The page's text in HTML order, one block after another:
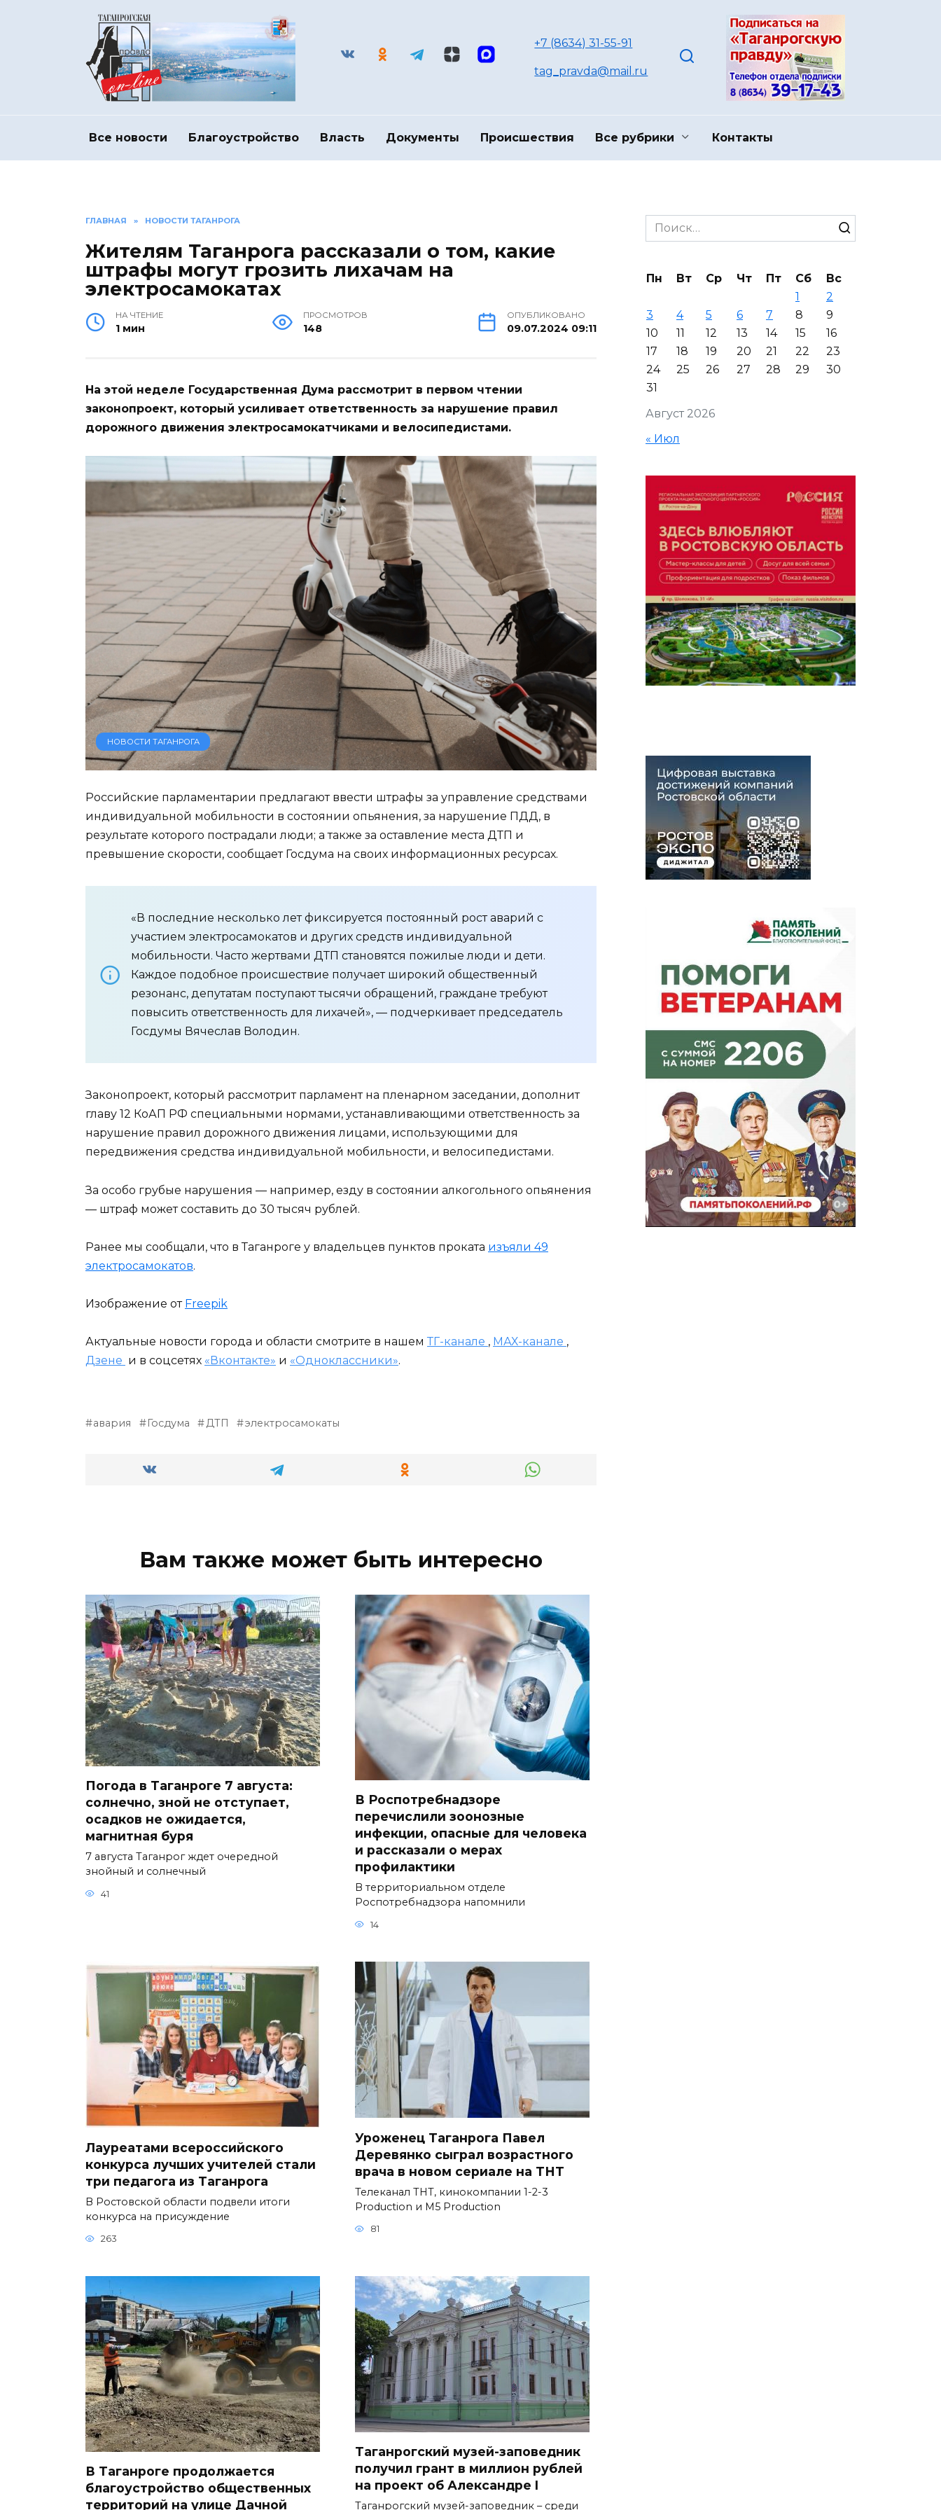
+7 (8634) 31-55-91
tag_pravda@mail.ru
Все новости Благоустройство Власть Документы Происшествия Все рубрики Контакты
ГЛАВНАЯ » НОВОСТИ ТАГАНРОГА
Жителям Таганрога рассказали о том, какие
штрафы могут грозить лихачам на
электросамокатах
НА ЧТЕНИЕ
1 мин
ПРОСМОТРОВ
148
ОПУБЛИКОВАНО
09.07.2024 09:11
На этой неделе Государственная Дума рассмотрит в первом чтении
законопроект, который усиливает ответственность за нарушение правил
дорожного движения электросамокатчиками и велосипедистами.
НОВОСТИ ТАГАНРОГА
Российские парламентарии предлагают ввести штрафы за управление средствами
индивидуальной мобильности в состоянии опьянения, за нарушение ПДД, в
результате которого пострадали люди; а также за оставление места ДТП и
превышение скорости, сообщает Госдума на своих информационных ресурсах.
«В последние несколько лет фиксируется постоянный рост аварий с
участием электросамокатов и других средств индивидуальной
мобильности. Часто жертвами ДТП становятся пожилые люди и дети.
Каждое подобное происшествие получает широкий общественный
резонанс, депутатам поступают тысячи обращений, граждане требуют
повысить ответственность для лихачей», — подчеркивает председатель
Госдумы Вячеслав Володин.
Законопроект, который рассмотрит парламент на пленарном заседании, дополнит
главу 12 КоАП РФ специальными нормами, устанавливающими ответственность за
нарушение правил дорожного движения лицами, использующими для
передвижения средства индивидуальной мобильности, и велосипедистами.
За особо грубые нарушения — например, езду в состоянии алкогольного опьянения
— штраф может составить до 30 тысяч рублей.
Ранее мы сообщали, что в Таганроге у владельцев пунктов проката изъяли 49
электросамокатов.
Изображение от Freepik
Актуальные новости города и области смотрите в нашем ТГ-канале , МАХ-канале ,
Дзене и в соцсетях «Вконтакте» и «Одноклассники».
авария Госдума ДТП электросамокаты
Вам также может быть интересно
Погода в Таганроге 7 августа:
солнечно, зной не отступает,
осадков не ожидается,
магнитная буря
7 августа Таганрог ждет очередной
знойный и солнечный
41
В Роспотребнадзоре
перечислили зоонозные
инфекции, опасные для человека
и рассказали о мерах
профилактики
В территориальном отделе
Роспотребнадзора напомнили
14
Лауреатами всероссийского
конкурса лучших учителей стали
три педагога из Таганрога
В Ростовской области подвели итоги
конкурса на присуждение
263
Уроженец Таганрога Павел
Деревянко сыграл возрастного
врача в новом сериале на ТНТ
Телеканал ТНТ, кинокомпании 1-2-3
Production и M5 Production
81
В Таганроге продолжается
благоустройство общественных
территорий на улице Дачной
Таганрогский музей-заповедник
получил грант в миллион рублей
на проект об Александре I
Таганрогский музей-заповедник – среди
Search
for:
Август 2026
Пн Вт Ср Чт Пт Сб
Вс
1
2
3
4 5 6 7 8
9
10
11 12 13 14 15
16
17
18 19 20 21 22
23
24
25 26 27 28 29
30
31
« Июл